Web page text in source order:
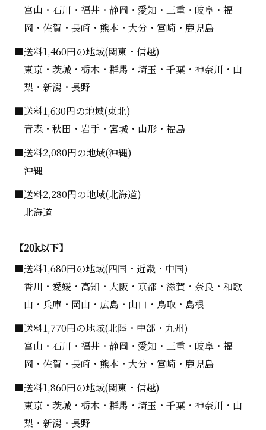
富山・石川・福井・静岡・愛知・三重・岐阜・福
岡・佐賀・長崎・熊本・大分・宮崎・鹿児島
■送料1,460円の地域(関東・信越)
東京・茨城・栃木・群馬・埼玉・千葉・神奈川・山
梨・新潟・長野
■送料1,630円の地域(東北)
青森・秋田・岩手・宮城・山形・福島
■送料2,080円の地域(沖縄)
沖縄
■送料2,280円の地域(北海道)
北海道
【20k以下】
■送料1,680円の地域(四国・近畿・中国)
香川・愛媛・高知・大阪・京都・滋賀・奈良・和歌
山・兵庫・岡山・広島・山口・鳥取・島根
■送料1,770円の地域(北陸・中部・九州)
富山・石川・福井・静岡・愛知・三重・岐阜・福
岡・佐賀・長崎・熊本・大分・宮崎・鹿児島
■送料1,860円の地域(関東・信越)
東京・茨城・栃木・群馬・埼玉・千葉・神奈川・山
梨・新潟・長野